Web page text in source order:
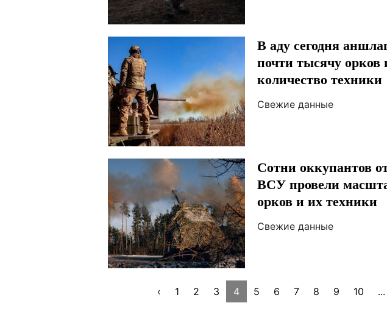
В аду сегодня
почти тысячу орков
количество техники
Свежие данные
Сотни оккупантов
ВСУ провели
орков и их техники
Свежие данные
‹ 1 2 3 4 5 6 7 8 9 10 ...